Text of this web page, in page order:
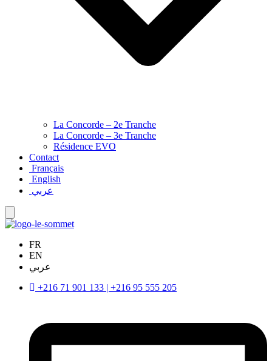
La Concorde – 2e Tranche
La Concorde – 3e Tranche
Résidence EVO
Contact
Français
English
عربي
FR
EN
عربي
+216 71 901 133 | +216 95 555 205